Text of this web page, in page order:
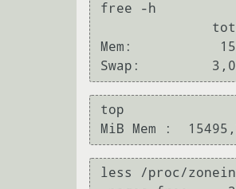
free -h
Mem:
top
less /proc/